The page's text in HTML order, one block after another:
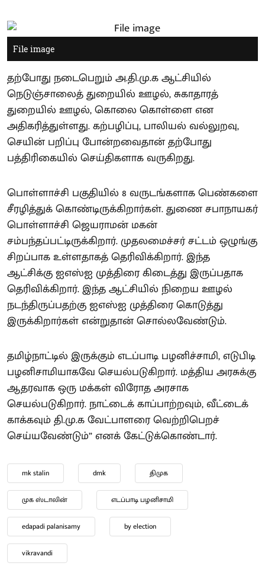
File image
தற்போது நடைபெறும் அ.தி.மு.க ஆட்சியில்
நெடுஞ்சாலைத் துறையில் ஊழல், சுகாதாரத்
துறையில் ஊழல், கொலை கொள்ளை என
அதிகரித்துள்ளது. கற்பழிப்பு, பாலியல் வல்லுறவு,
செயின் பறிப்பு போன்றவைதான் தற்போது
பத்திரிகையில் செய்திகளாக வருகிறது.
பொள்ளாச்சி பகுதியில் 8 வருடங்களாக பெண்களை
சீரழித்துக் கொண்டிருக்கிறார்கள். துணை சபாநாயகர்
பொள்ளாச்சி ஜெயராமன் மகன்
சம்பந்தப்பட்டிருக்கிறார். முதலமைச்சர் சட்டம் ஒழுங்கு
சிறப்பாக உள்ளதாகத் தெரிவிக்கிறார். இந்த
ஆட்சிக்கு ஐஎஸ்ஐ முத்திரை கிடைத்து இருப்பதாக
தெரிவிக்கிறார். இந்த ஆட்சியில் நிறைய ஊழல்
நடந்திருப்பதற்கு ஐஎஸ்ஐ முத்திரை கொடுத்து
இருக்கிறார்கள் என்றுதான் சொல்லவேண்டும்.
தமிழ்நாட்டில் இருக்கும் எடப்பாடி பழனிச்சாமி, எடுபிடி
பழனிசாமியாகவே செயல்படுகிறார். மத்திய அரசுக்கு
ஆதரவாக ஒரு மக்கள் விரோத அரசாக
செயல்படுகிறார். நாட்டைக் காப்பாற்றவும், வீட்டைக்
காக்கவும் தி.மு.க வேட்பாளரை வெற்றிபெறச்
செய்யவேண்டும்” எனக் கேட்டுக்கொண்டார்.
mk stalin dmk திமுக
முக ஸ்டாலின் எடப்பாடி பழனிசாமி
edapadi palanisamy by election
vikravandi